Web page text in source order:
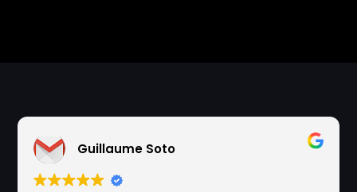
Guillaume Soto